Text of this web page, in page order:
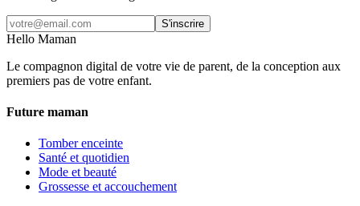
S'inscrire
Hello Maman
Le compagnon digital de votre vie de parent, de la conception aux
premiers pas de votre enfant.
Future maman
Tomber enceinte
Santé et quotidien
Mode et beauté
Grossesse et accouchement